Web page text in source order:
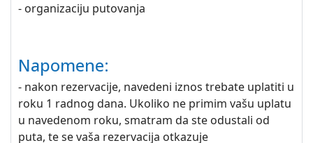
- organizaciju putovanja
Napomene:
- nakon rezervacije, navedeni iznos trebate uplatiti u
roku 1 radnog dana. Ukoliko ne primim vašu uplatu
u navedenom roku, smatram da ste odustali od
puta, te se vaša rezervacija otkazuje